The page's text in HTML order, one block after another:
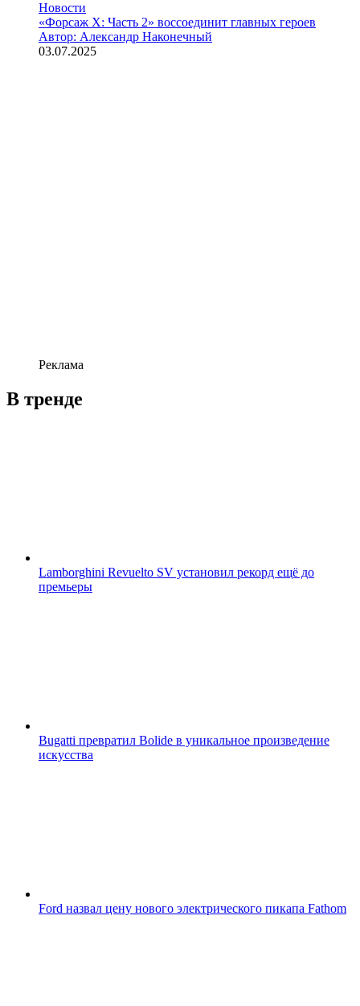
Новости
«Форсаж X: Часть 2» воссоединит главных героев
Автор: Александр Наконечный
03.07.2025
Реклама
В тренде
Lamborghini Revuelto SV установил рекорд ещё до
премьеры
Bugatti превратил Bolide в уникальное произведение
искусства
Ford назвал цену нового электрического пикапа Fathom